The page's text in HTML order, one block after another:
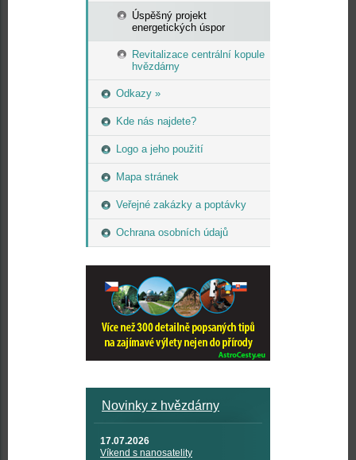
Úspěšný projekt
energetických úspor
Revitalizace centrální kopule
hvězdárny
Odkazy »
Kde nás najdete?
Logo a jeho použití
Mapa stránek
Veřejné zakázky a poptávky
Ochrana osobních údajů
Novinky z hvězdárny
17.07.2026
Víkend s nanosatelity